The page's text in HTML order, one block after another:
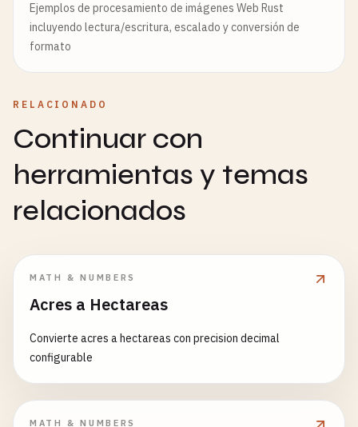
Ejemplos de procesamiento de imágenes Web Rust
incluyendo lectura/escritura, escalado y conversión de
formato
RELACIONADO
Continuar con
herramientas y temas
relacionados
MATH & NUMBERS
Acres a Hectareas
Convierte acres a hectareas con precision decimal
configurable
MATH & NUMBERS